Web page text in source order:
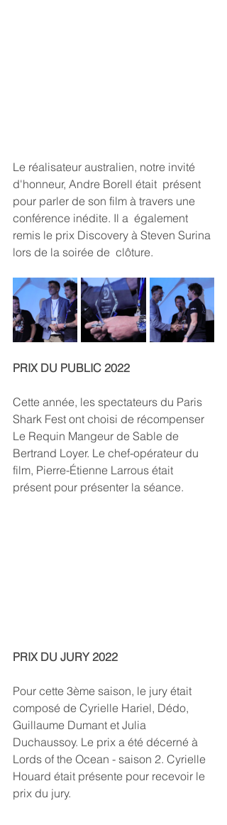
Le réalisateur australien, notre invité
d'honneur, Andre Borell était  présent
pour parler de son film à travers une
conférence inédite. Il a  également
remis le prix Discovery à Steven Surina
lors de la soirée de  clôture.
PRIX DU PUBLIC 2022
Cette année, les spectateurs du Paris
Shark Fest ont choisi de récompenser
Le Requin Mangeur de Sable de
Bertrand Loyer. Le chef-opérateur du
film, Pierre-Étienne Larrous était
présent pour présenter la séance.
PRIX DU JURY 2022
Pour cette 3ème saison, le jury était
composé de Cyrielle Hariel, Dédo,
Guillaume Dumant et Julia
Duchaussoy. Le prix a été décerné à
Lords of the Ocean - saison 2. Cyrielle
Houard était présente pour recevoir le
prix du jury.